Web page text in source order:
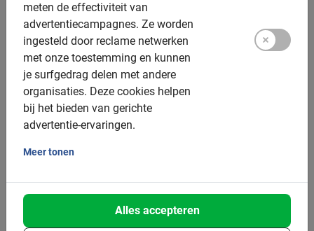
meten de effectiviteit van
advertentiecampagnes. Ze worden
ingesteld door reclame netwerken
met onze toestemming en kunnen
je surfgedrag delen met andere
organisaties. Deze cookies helpen
bij het bieden van gerichte
advertentie-ervaringen.
Meer tonen
Alles accepteren
Tag a long: ja
Tandems: niet beschikbaar
Elektrische fiets: niet beschikbaar
Helm: beschikbaar
Groepsgrootte:
Gemiddelde groepsgrootte: 15 deelnemers
Minimum aantal: 2 deelnemers